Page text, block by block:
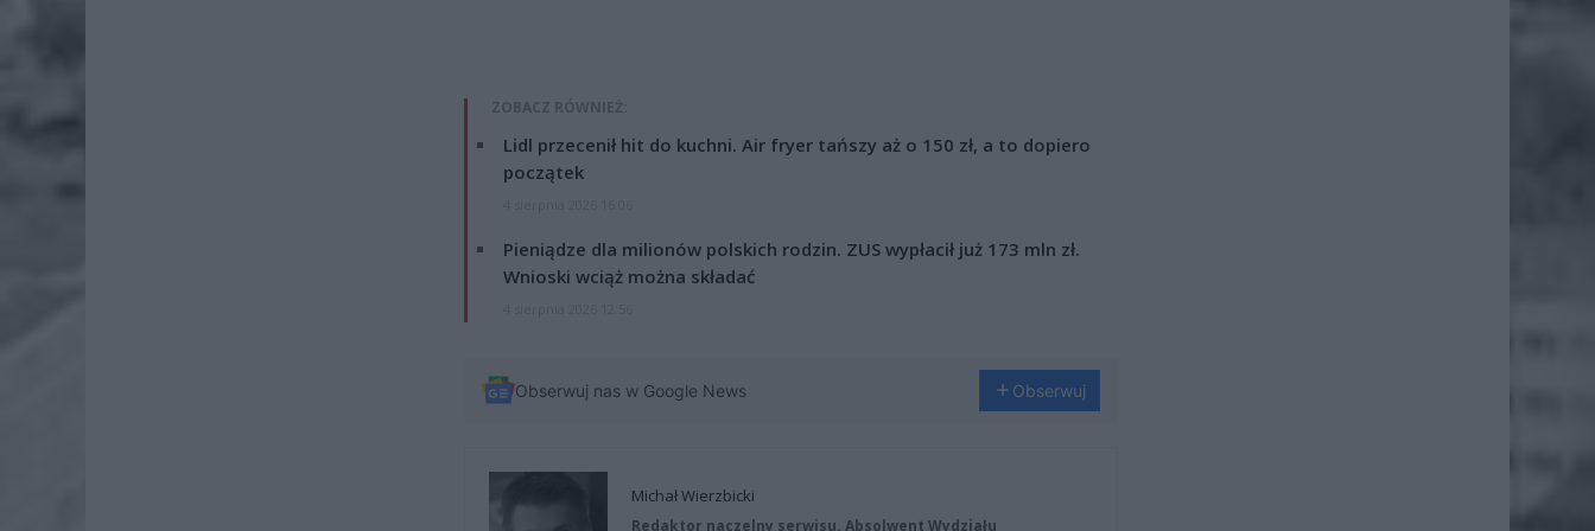
ZOBACZ RÓWNIEŻ:
Lidl przecenił hit do kuchni. Air fryer tańszy aż o 150 zł, a to dopiero
początek
Pieniądze dla milionów polskich rodzin. ZUS wypłacił już 173 mln zł.
Wnioski wciąż można składać
Obserwuj nas w Google News Obserwuj
Michał Wierzbicki
Redaktor naczelny serwisu. Absolwent Wydziału